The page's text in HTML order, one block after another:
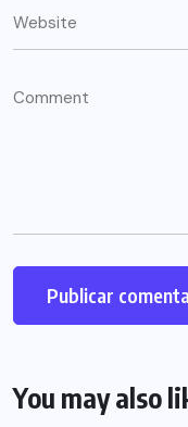
You may also